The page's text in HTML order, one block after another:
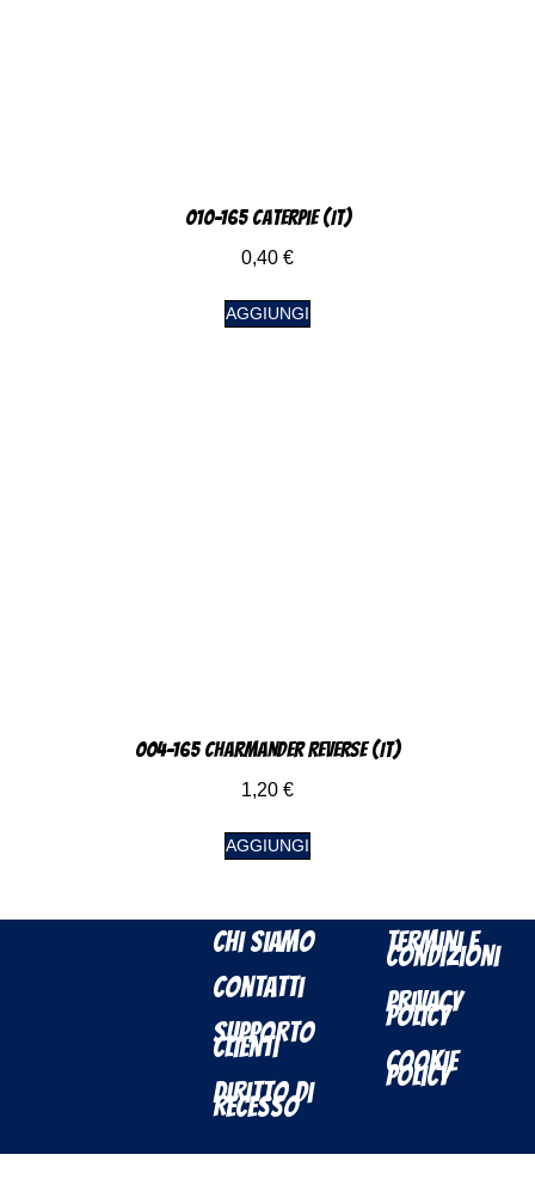
010-165 Caterpie (IT)
0,40 €
AGGIUNGI
004-165 Charmander Reverse (IT)
1,20 €
AGGIUNGI
Chi Siamo
Contatti
Supporto
Clienti
Diritto di
Recesso
Termini e
Condizioni
Privacy
Policy
Cookie
Policy